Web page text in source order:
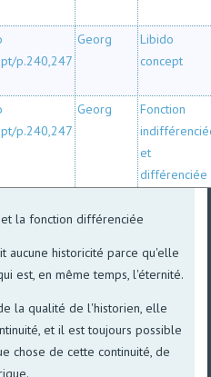
p.240,247
Georg
Libido
concept
p.240,247
Georg
Fonction
et
différenciée
et la fonction différenciée
aucune historicité parce qu'elle
est, en même temps, l'éternité.
la qualité de l'historien, elle
et il est toujours possible
chose de cette continuité, de